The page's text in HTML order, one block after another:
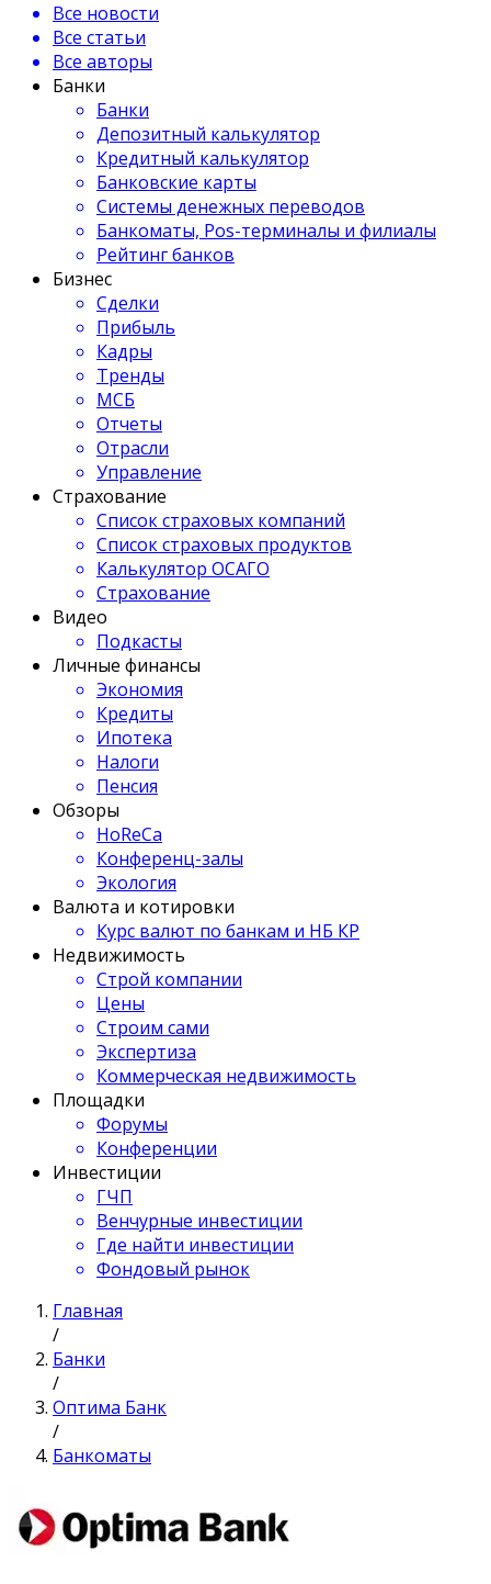
Все новости
Все статьи
Все авторы
Банки
Банки
Депозитный калькулятор
Кредитный калькулятор
Банковские карты
Системы денежных переводов
Банкоматы, Pos-терминалы и филиалы
Рейтинг банков
Бизнес
Сделки
Прибыль
Кадры
Тренды
МСБ
Отчеты
Отрасли
Управление
Страхование
Список страховых компаний
Список страховых продуктов
Калькулятор ОСАГО
Страхование
Видео
Подкасты
Личные финансы
Экономия
Кредиты
Ипотека
Налоги
Пенсия
Обзоры
HoReCa
Конференц-залы
Экология
Валюта и котировки
Курс валют по банкам и НБ КР
Недвижимость
Строй компании
Цены
Строим сами
Экспертиза
Коммерческая недвижимость
Площадки
Форумы
Конференции
Инвестиции
ГЧП
Венчурные инвестиции
Где найти инвестиции
Фондовый рынок
Главная
/
Банки
/
Оптима Банк
/
Банкоматы